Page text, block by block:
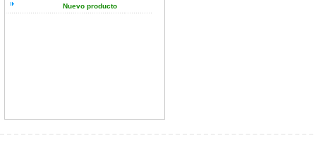
Nuevo producto